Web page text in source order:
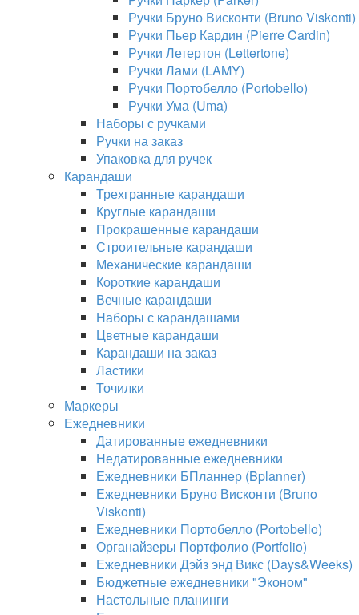
Ручки Бруно Висконти (Bruno Viskonti)
Ручки Пьер Кардин (Pierre Cardin)
Ручки Летертон (Lettertone)
Ручки Лами (LAMY)
Ручки Портобелло (Portobello)
Ручки Ума (Uma)
Наборы с ручками
Ручки на заказ
Упаковка для ручек
Карандаши
Трехгранные карандаши
Круглые карандаши
Прокрашенные карандаши
Строительные карандаши
Механические карандаши
Короткие карандаши
Вечные карандаши
Наборы с карандашами
Цветные карандаши
Карандаши на заказ
Ластики
Точилки
Маркеры
Ежедневники
Датированные ежедневники
Недатированные ежедневники
Ежедневники БПланнер (Bplanner)
Ежедневники Бруно Висконти (Bruno
Viskonti)
Ежедневники Портобелло (Portobello)
Органайзеры Портфолио (Portfolio)
Ежедневники Дэйз энд Викс (Days&Weeks)
Бюджетные ежедневники "Эконом"
Настольные планинги